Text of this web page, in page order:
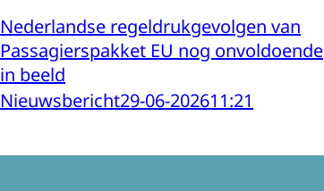
Nederlandse regeldrukgevolgen van
Passagierspakket EU nog onvoldoende
in beeld
Nieuwsbericht29-06-202611:21